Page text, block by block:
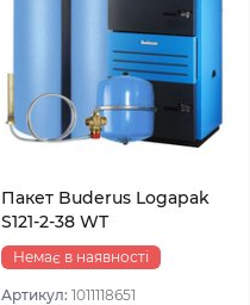
Пакет Buderus Logapak
S121-2-38 WT
Немає в наявності
Артикул: 1011118651